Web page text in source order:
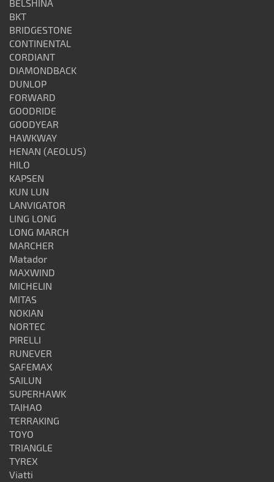
BELSHINA
BKT
BRIDGESTONE
CONTINENTAL
CORDIANT
DIAMONDBACK
DUNLOP
FORWARD
GOODRIDE
GOODYEAR
HAWKWAY
HENAN (AEOLUS)
HILO
KAPSEN
KUN LUN
LANVIGATOR
LING LONG
LONG MARCH
MARCHER
Matador
MAXWIND
MICHELIN
MITAS
NOKIAN
NORTEC
PIRELLI
RUNEVER
SAFEMAX
SAILUN
SUPERHAWK
TAIHAO
TERRAKING
TOYO
TRIANGLE
TYREX
Viatti